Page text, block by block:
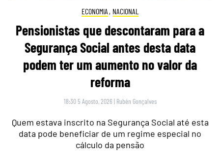
ECONOMIA , NACIONAL
Pensionistas que descontaram para a
Segurança Social antes desta data
podem ter um aumento no valor da
reforma
18:30 5 Agosto, 2026 | Rubén Gonçalves
Quem estava inscrito na Segurança Social até esta
data pode beneficiar de um regime especial no
cálculo da pensão